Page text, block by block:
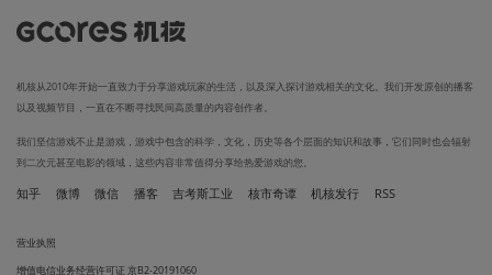
机核从2010年开始一直致力于分享游戏玩家的生活，以及深入探讨游戏相关的文化。我们开发原创的播客
以及视频节目，一直在不断寻找民间高质量的内容创作者。
我们坚信游戏不止是游戏，游戏中包含的科学，文化，历史等各个层面的知识和故事，它们同时也会辐射
到二次元甚至电影的领域，这些内容非常值得分享给热爱游戏的您。
知乎 微博 微信 播客 吉考斯工业 核市奇谭 机核发行 RSS
营业执照
增值电信业务经营许可证 京B2-20191060